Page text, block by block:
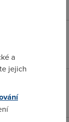
už to jelo
a
jejich